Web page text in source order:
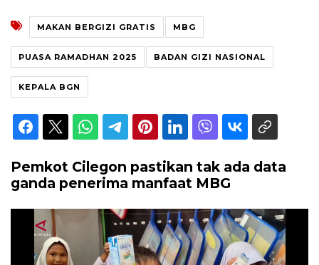
MAKAN BERGIZI GRATIS MBG
PUASA RAMADHAN 2025 BADAN GIZI NASIONAL
KEPALA BGN
Pemkot Cilegon pastikan tak ada data
ganda penerima manfaat MBG